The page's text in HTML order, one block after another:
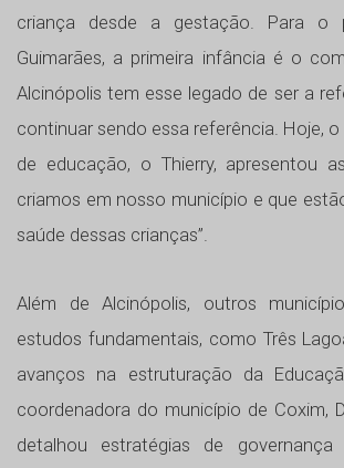
criança desde a gestação. Para o
Guimarães, a primeira infância é o
Alcinópolis tem esse legado de ser a
continuar sendo essa referência. Hoje,
de educação, o Thierry, apresentou
criamos em nosso município e que
saúde dessas crianças”.
Além de Alcinópolis, outros
estudos fundamentais, como Três
avanços na estruturação da
coordenadora do município de Coxim,
detalhou estratégias de